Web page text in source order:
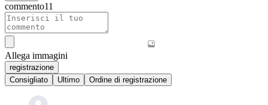
commento11
Allega immagini
registrazione
Consigliato
Ultimo Ordine di registrazione